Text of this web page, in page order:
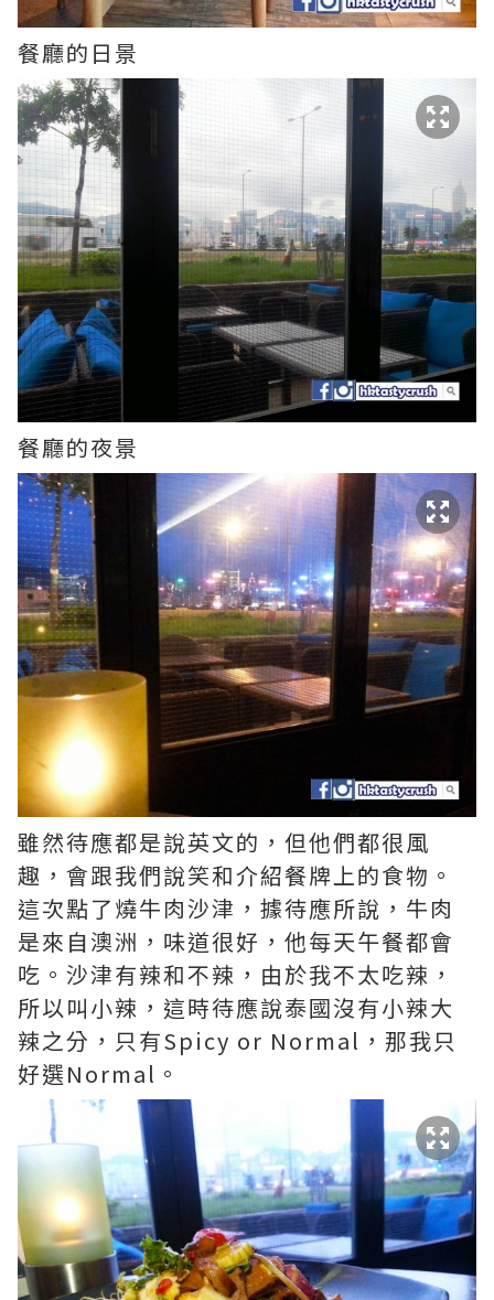
餐廳的日景
餐廳的夜景
雖然待應都是說英文的，但他們都很風
趣，會跟我們說笑和介紹餐牌上的食物。
這次點了燒牛肉沙津，據待應所說，牛肉
是來自澳洲，味道很好，他每天午餐都會
吃。沙津有辣和不辣，由於我不太吃辣，
所以叫小辣，這時待應說泰國沒有小辣大
辣之分，只有Spicy or Normal，那我只
好選Normal。